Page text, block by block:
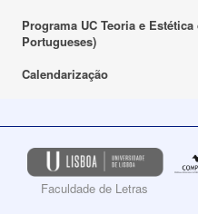
Programa UC Teoria e
Portugueses)
Calendarização
Faculdade de Letras